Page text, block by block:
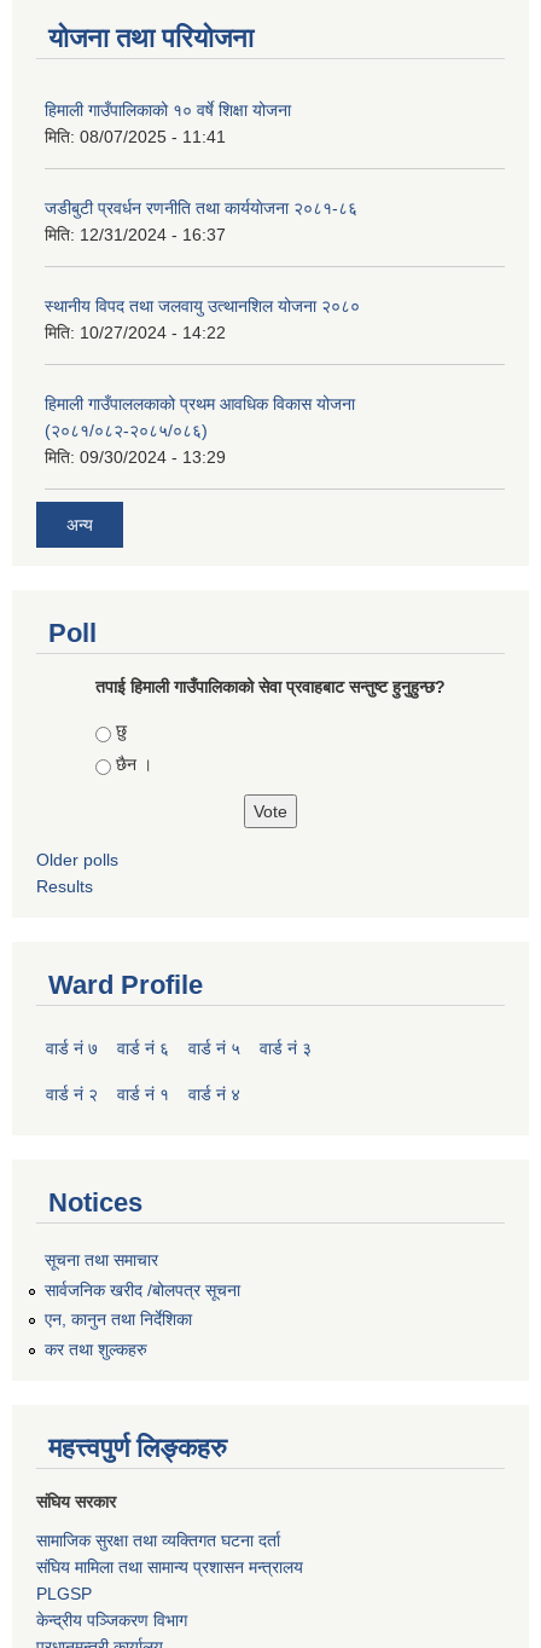
योजना तथा परियोजना
हिमाली गाउँपालिकाको १० वर्षे शिक्षा योजना
मिति: 08/07/2025 - 11:41
जडीबुटी प्रवर्धन रणनीति तथा कार्ययाेजना २०८१-८६
मिति: 12/31/2024 - 16:37
स्थानीय विपद तथा जलवायु उत्थानशिल योजना २०८०
मिति: 10/27/2024 - 14:22
हिमाली गाउँपाललकाको प्रथम आवधिक विकास योजना
(२०८१/०८२-२०८५/०८६)
मिति: 09/30/2024 - 13:29
अन्य
Poll
तपाई हिमाली गाउँपालिकाको सेवा प्रवाहबाट सन्तुष्ट हुनुहुन्छ?
Choices
छु
छैन ।
Older polls
Results
Ward Profile
वार्ड नं ७ वार्ड नं ६ वार्ड नं ५ वार्ड नं ३
वार्ड नं २ वार्ड नं १ वार्ड नं ४
Notices
सूचना तथा समाचार
सार्वजनिक खरीद /बोलपत्र सूचना
एन, कानुन तथा निर्देशिका
कर तथा शुल्कहरु
महत्त्वपुर्ण लिङ्कहरु
संघिय सरकार
सामाजिक सुरक्षा तथा व्यक्तिगत घटना दर्ता
संघिय मामिला तथा सामान्य प्रशासन मन्त्रालय
PLGSP
केन्द्रीय पञ्जिकरण विभाग